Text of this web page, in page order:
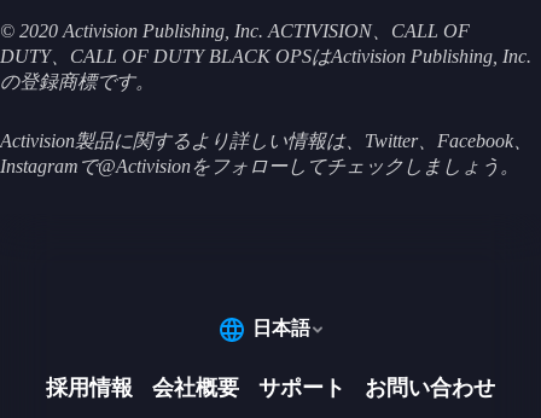
© 2020 Activision Publishing, Inc. ACTIVISION、CALL OF
DUTY、CALL OF DUTY BLACK OPSはActivision Publishing, Inc.
の登録商標です。
Activision製品に関するより詳しい情報は、Twitter、Facebook、
Instagramで@Activisionをフォローしてチェックしましょう。